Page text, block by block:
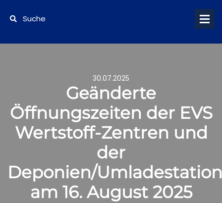
30.07.2025
Geänderte
Öffnungszeiten der EVS
Wertstoff-Zentren und
der
Deponien/
am 16. August 2025